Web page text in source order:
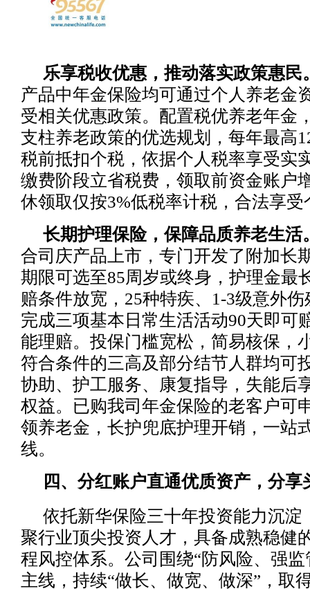
乐享税收优惠，推动落实政策惠民
产品中年金保险均可通过个人养老金
受相关优惠政策。配置税优养老年金
支柱养老政策的优选规划，每年最高
税前抵扣个税，依据个人税率享受实
缴费阶段立省税费，领取前资金账户
休领取仅按3%低税率计税，合法享
长期护理保险，保障品质养老生活
合司庆产品上市，专门开发了附加长
期限可选至85周岁或终身，护理金最
赔条件放宽，25种特疾、1-3级意外
完成三项基本日常生活活动90天即可
能理赔。投保门槛宽松，简易核保，
符合条件的三高及部分结节人群均可
协助、护工服务、康复指导，失能后
权益。已购我司年金保险的老客户可
领养老金，长护兜底护理开销，一站
线。
四、分红账户直通优质资产，分
依托新华保险三十年投资能力沉淀
聚行业顶尖投资人才，具备成熟稳健
程风控体系。公司围绕“防风险、强
主线，持续“做长、做宽、做深”，取